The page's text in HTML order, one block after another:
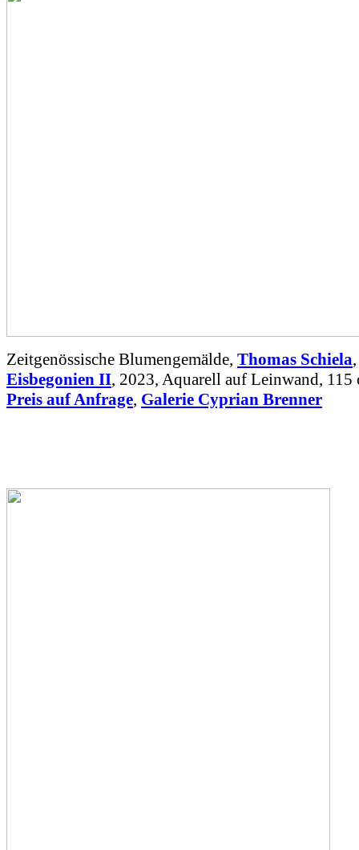
Zeitgenössische Blumengemälde, Thomas Schiela
Eisbegonien II, 2023, Aquarell auf Leinwand, 115
Preis auf Anfrage, Galerie Cyprian Brenner